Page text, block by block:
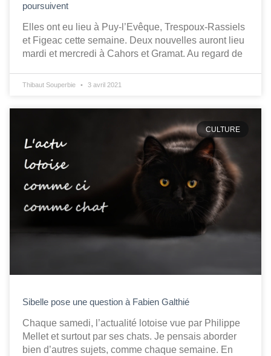
poursuivent
Elles ont eu lieu à Puy-l’Evêque, Trespoux-Rassiels
et Figeac cette semaine. Deux nouvelles auront lieu
mardi et mercredi à Cahors et Gramat. Au regard de
Thibaut Souperbie 3 avril 2021
CULTURE
Sibelle pose une question à Fabien Galthié
Chaque samedi, l’actualité lotoise vue par Philippe
Mellet et surtout par ses chats. Je pensais aborder
bien d’autres sujets, comme chaque semaine. En